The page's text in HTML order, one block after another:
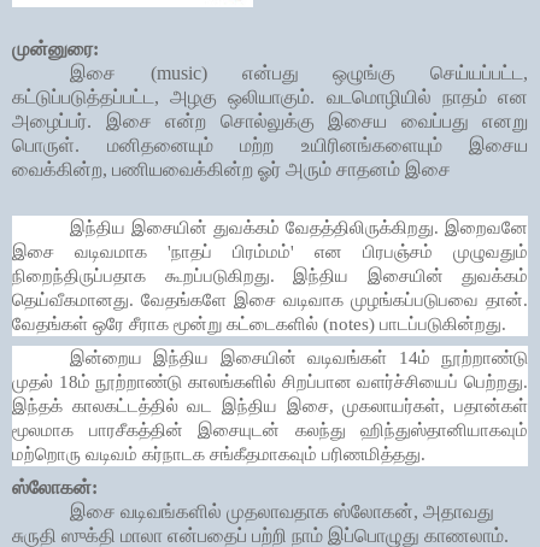
முன்னுரை:
இசை (music) என்பது ஒழுங்கு செய்யப்பட்ட ,
கட்டுப்படுத்தப்பட்ட ,அழகு ஒலியாகும். வடமொழியில் நாதம் என
அழைப்பர். இசை என்ற சொல்லுக்கு இசைய வைப்பது எனறு
பொருள். மனிதனையும் மற்ற
உயிரினங்களையும்
இசைய
வைக்கின்ற, பணியவைக்கின்ற ஓர் அரும் சாதனம் இசை
இந்திய இசையின் துவக்கம் வேதத்திலிருக்கிறது. இறைவனே
இசை வடிவமாக 'நாதப் பிரம்மம்' என பிரபஞ்சம் முழுவதும்
நிறைந்திருப்பதாக கூறப்படுகிறது. இந்திய இசையின் துவக்கம்
தெய்வீகமானது. வேதங்களே இசை வடிவாக முழங்கப்படுபவை தான்.
வேதங்கள் ஒரே சீராக மூன்று கட்டைகளில் (notes) பாடப்படுகின்றது.
இன்றைய இந்திய இசையின் வடிவங்கள் 14ம் நூற்றாண்டு
முதல் 18ம் நூற்றாண்டு காலங்களில் சிறப்பான வளர்ச்சியைப் பெற்றது.
இந்தக் காலகட்டத்தில் வட இந்திய இசை,முகலாயர்கள்,பதான்கள்
மூலமாக பாரசீகத்தின் இசையுடன் கலந்து ஹிந்துஸ்தானியாகவும்
மற்றொரு வடிவம் கர்நாடக சங்கீதமாகவும் பரிணமித்தது.
ஸ்லோகன்:
இசை வடிவங்களில் முதலாவதாக ஸ்லோகன், அதாவது
சுருதி ஸுக்தி மாலா என்பதைப் பற்றி நாம் இப்பொழுது காணலாம்.